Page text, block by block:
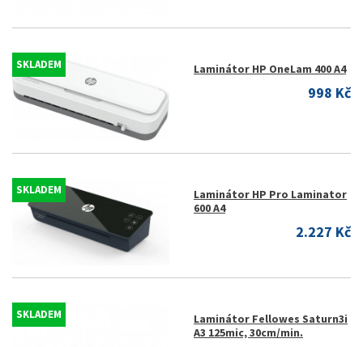
SKLADEM Laminátor HP OneLam 400 A4
998 Kč
SKLADEM
Laminátor HP Pro Laminator
600 A4
2.227 Kč
SKLADEM
Laminátor Fellowes Saturn3i
A3 125mic, 30cm/min.